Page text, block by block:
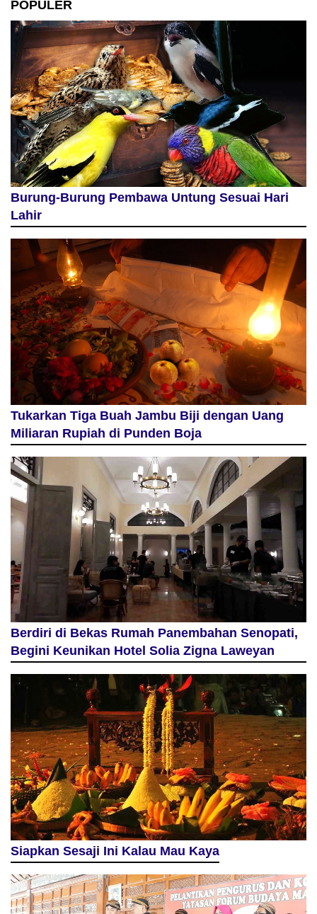
POPULER
Burung-Burung Pembawa Untung Sesuai Hari
Lahir
Tukarkan Tiga Buah Jambu Biji dengan Uang
Miliaran Rupiah di Punden Boja
Berdiri di Bekas Rumah Panembahan Senopati,
Begini Keunikan Hotel Solia Zigna Laweyan
Siapkan Sesaji Ini Kalau Mau Kaya